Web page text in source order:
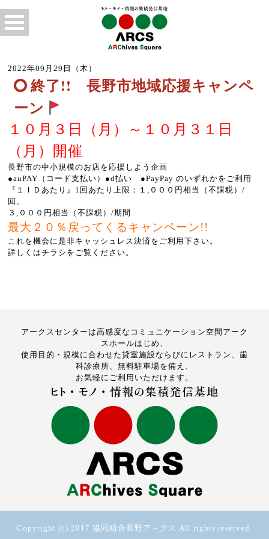
2022年09月29日（木）
終了!! 長野市地域応援キャンペ
ーン
１０月３日（月）～１０月３１日
（月）開催
長野市の中小規模のお店を応援しよう企画
●auPAY（コード支払い）●d払い ●PayPay のいずれかをご利用
『１ＩＤあたり』1回あたり上限：１,０００円相当（不課税）/
回、
３,０００円相当（不課税）/期間
最大２０％戻ってくるキャンペーン!!
これを機会に是非キャッシュレス決済をご利用下さい。
詳しくはチラシをご覧ください。
アークスセンターは高感度なコミュニケーション空間アーク
スホールはじめ、
使用目的・規模に合わせた貸室施設ならびにレストラン、歯
科診療所、無料駐車場を備え、
お気軽にご利用いただけます。
Copyright (c) 2017 協同組合長野ア－クス All rights reserved.